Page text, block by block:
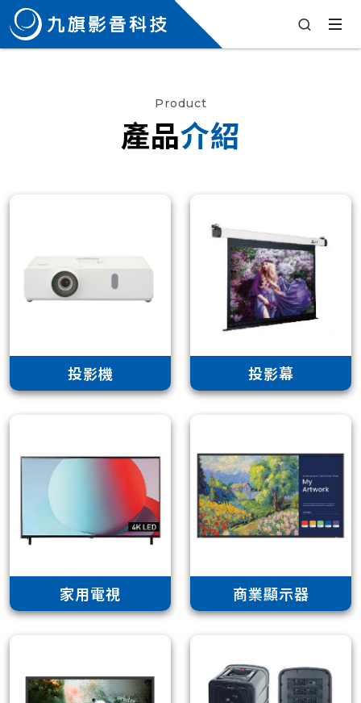
Product
產品介紹
投影機 投影幕
家用電視 商業顯示器